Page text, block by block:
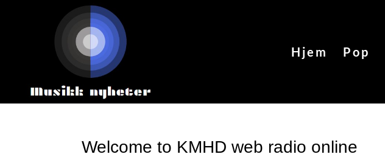
Hjem Pop
Welcome to KMHD web radio online